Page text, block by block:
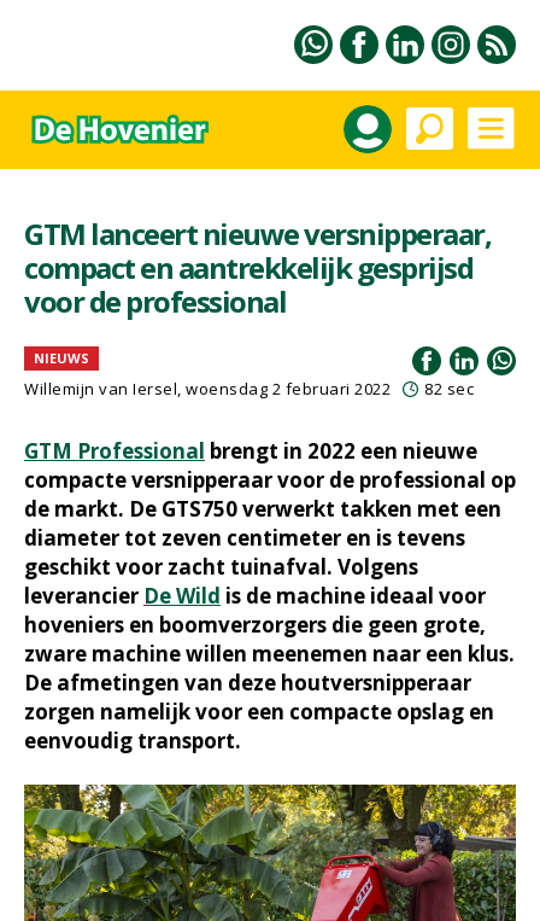
GTM lanceert nieuwe versnipperaar,
compact en aantrekkelijk gesprijsd
voor de professional
NIEUWS
Willemijn van Iersel, woensdag 2 februari 2022 82 sec
GTM Professional brengt in 2022 een nieuwe
compacte versnipperaar voor de professional op
de markt. De GTS750 verwerkt takken met een
diameter tot zeven centimeter en is tevens
geschikt voor zacht tuinafval. Volgens
leverancier De Wild is de machine ideaal voor
hoveniers en boomverzorgers die geen grote,
zware machine willen meenemen naar een klus.
De afmetingen van deze houtversnipperaar
zorgen namelijk voor een compacte opslag en
eenvoudig transport.